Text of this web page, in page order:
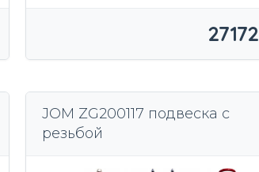
27172
JOM ZG200117 подвеска с
резьбой